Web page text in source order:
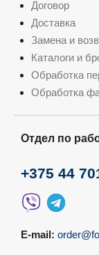
Договор
Доставка
Замена и
Каталоги и
Обработка
Обработка
Отдел по
+375 44
E-mail: